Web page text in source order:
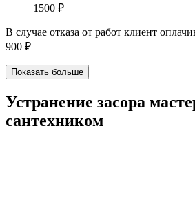
1500 ₽
В случае отказа от работ клиент
900 ₽
Показать больше
Устранение засора
сантехником